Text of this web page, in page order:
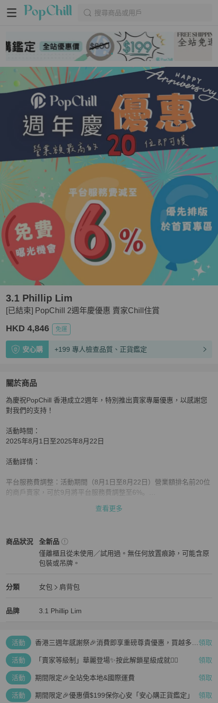
搜尋商品或用戶
[已結束] PopChill 2週年慶優惠 賣家Chill住賞
3.1 Phillip Lim
HKD 4,846 免運
安心購 +199 專人檢查品質、正貨鑑定
關於商品
關於[已結束] PopChill 2週年慶優惠 賣家Chill住賞 商品詳情與
為慶祝PopChill 香港成立2週年，特別推出賣家專屬優惠，以感謝您
對我們的支持！
活動時間：
2025年8月1日至2025年8月22日
活動詳情：
平台服務費調整：活動期間（8月1日至8月22日）營業額排名前20位
的商戶賣家，可於9月將平台服務費調整至6%。
PopChill 將於2025年8月22日與符合資格的商戶賣家確認參與資格及
折價券開立事宜。
參與活動之商戶，將於2025年9月1日起在 PopChill 首頁折價券專區
－ 得獎者將以whatsapp 形式通知得獎。
－ 本活動僅適用於商戶賣家，不適用於個人賣家。
－ 手續費折扣領券時間為2025年9月1日至30日。
－ 如有任何爭議，PopChill 將保留對本活動的最終解釋權。
查看更多
商品狀況
3.1 Phillip Lim女包商品狀態與細節
全新品
僅離櫃且從未使用／試用過。無任何放置痕跡，可能含原
包裝或吊牌。
分類
3.1 Phillip Lim女包分類資訊
女包
肩背包
品牌
3.1 Phillip Lim 精品女包品牌介紹
3.1 Phillip Lim
3.1 Phillip Lim 推薦清單
活動
香港三週年感謝祭🎉消費即享重磅尊貴優惠，買越多、 領取
活動 「賣家等級制」華麗登場✨按此解鎖星級成就👆🏻 領取
活動 期間限定🎉全站免本地&國際運費 領取
活動 期間限定🎉優惠價$199保你心安「安心購正貨鑑定」 領取